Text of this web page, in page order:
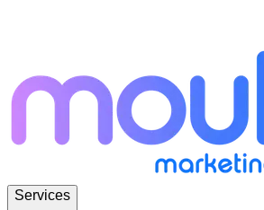
Services